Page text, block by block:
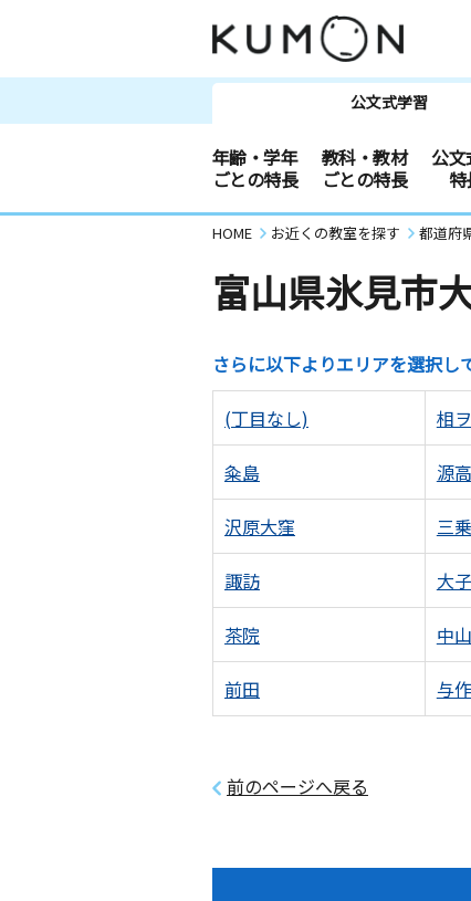
公文式学習
年齢・学年
ごとの特長
教科・教材
ごとの特長
公文
特
HOME お近くの教室を探す 都道府
富山県氷見市
さらに以下よりエリアを選択し
(丁目なし) 相
粂島 源高
沢原大窪 三
諏訪 大子
茶院 中山
前田 与
前のページへ戻る